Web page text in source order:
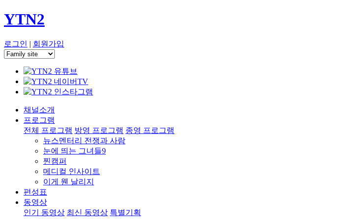
YTN2
로그인 | 회원가입
채널소개
프로그램
전체 프로그램 방영 프로그램 종영 프로그램
뉴스멘터리 전쟁과 사람
눈에 띄는 그녀들9
찐캠퍼
메디컬 인사이트
이게 웬 날리지
편성표
동영상
인기 동영상 최신 동영상 특별기획